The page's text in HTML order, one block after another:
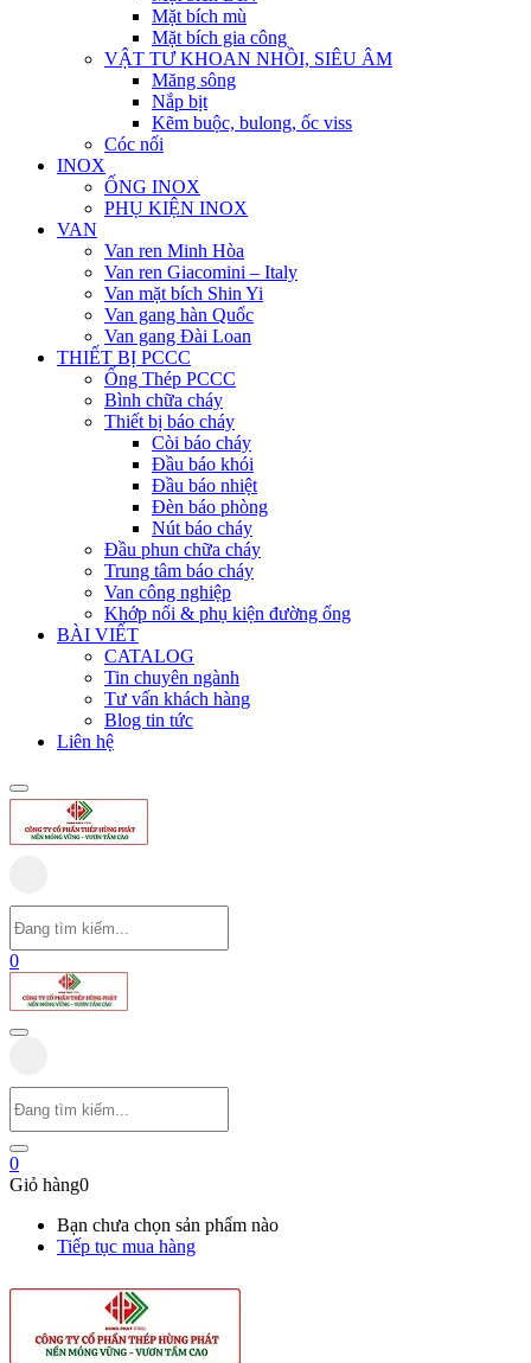
Mặt bích mù
Mặt bích gia công
VẬT TƯ KHOAN NHỒI, SIÊU ÂM
Măng sông
Nắp bịt
Kẽm buộc, bulong, ốc viss
Cóc nối
INOX
ỐNG INOX
PHỤ KIỆN INOX
VAN
Van ren Minh Hòa
Van ren Giacomini – Italy
Van mặt bích Shin Yi
Van gang hàn Quốc
Van gang Đài Loan
THIẾT BỊ PCCC
Ống Thép PCCC
Bình chữa cháy
Thiết bị báo cháy
Còi báo cháy
Đầu báo khói
Đầu báo nhiệt
Đèn báo phòng
Nút báo cháy
Đầu phun chữa cháy
Trung tâm báo cháy
Van công nghiệp
Khớp nối & phụ kiện đường ống
BÀI VIẾT
CATALOG
Tin chuyên ngành
Tư vấn khách hàng
Blog tin tức
Liên hệ
0
0
Giỏ hàng0
Bạn chưa chọn sản phẩm nào
Tiếp tục mua hàng